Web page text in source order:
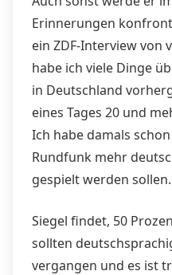
Erinnerungen
ein ZDF-Interview von
habe ich viele Dinge
in Deutschland
eines Tages 20 und
Ich habe damals
Rundfunk mehr
gespielt werden
Siegel findet, 50
sollten
vergangen und es ist